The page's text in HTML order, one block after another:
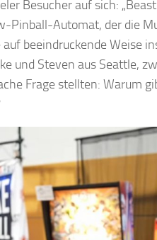
Besucher auf sich:
Pinball-Automat, der die
beeindruckende Weise
und Steven aus Seattle,
Frage stellten: Warum